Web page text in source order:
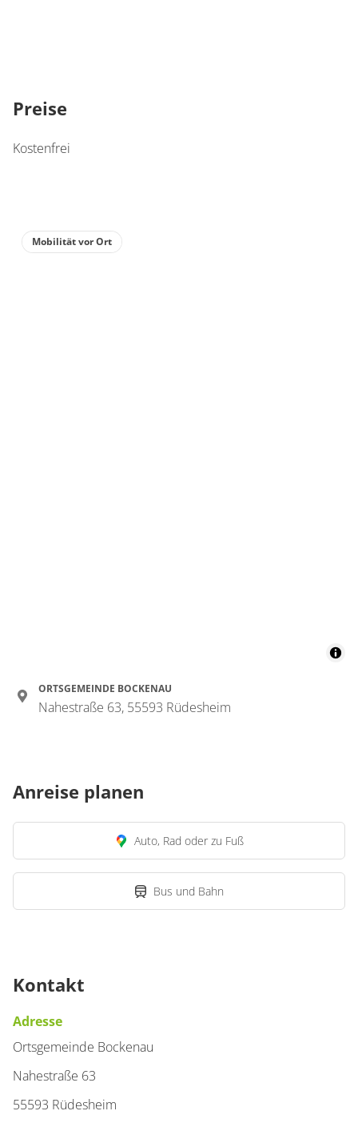
Preise
Kostenfrei
Mobilität vor Ort
ORTSGEMEINDE BOCKENAU
Nahestraße 63, 55593 Rüdesheim
Anreise planen
Auto, Rad oder zu Fuß
Bus und Bahn
Kontakt
Adresse
Ortsgemeinde Bockenau
Nahestraße 63
55593 Rüdesheim